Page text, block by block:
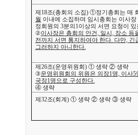
제18조(총회의 소집) ①정기총회는 매
월 이내에 소집하며 임시총회는 이사
정회원의 3분의1이상의 서면 요청이
②이사장은 총회의 안건, 일시, 장소 등
전까지 서면 통지하여야 한다. 다만, 긴
그러하지 아니한다.
제26조(운영위원회) ① 생략 ② 생략
③운영위원회의 위원은 의장1명, 이사
국장1명으로 구성한다.
④ 생략
제32조(회계) ① 생략 ② 생략 ③ 생략